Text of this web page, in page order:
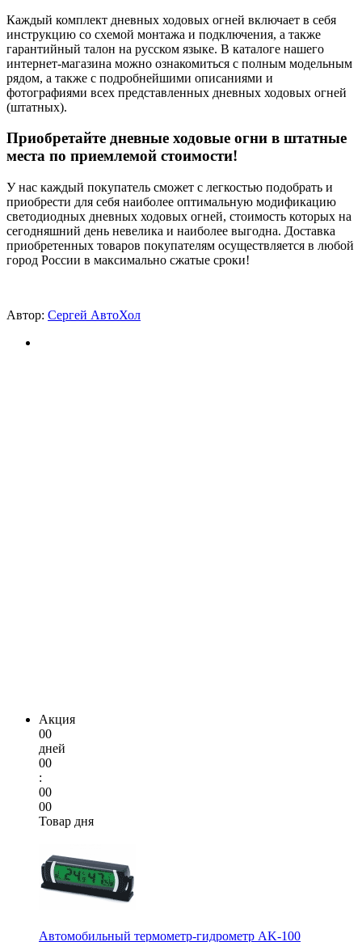
Каждый комплект дневных ходовых огней включает в себя
инструкцию со схемой монтажа и подключения, а также
гарантийный талон на русском языке. В каталоге нашего
интернет-магазина можно ознакомиться с полным модельным
рядом, а также с подробнейшими описаниями и
фотографиями всех представленных дневных ходовых огней
(штатных).
Приобретайте дневные ходовые огни в штатные
места по приемлемой стоимости!
У нас каждый покупатель сможет с легкостью подобрать и
приобрести для себя наиболее оптимальную модификацию
светодиодных дневных ходовых огней, стоимость которых на
сегодняшний день невелика и наиболее выгодна. Доставка
приобретенных товаров покупателям осуществляется в любой
город России в максимально сжатые сроки!
Автор: Сергей АвтоХол
Акция
00
дней
00
:
00
00
Товар дня
Автомобильный термометр-гидрометр AK-100